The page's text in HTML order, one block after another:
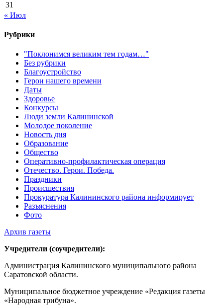
31
« Июл
Рубрики
"Поклонимся великим тем годам…"
Без рубрики
Благоустройство
Герои нашего времени
Даты
Здоровье
Конкурсы
Люди земли Калининской
Молодое поколение
Новость дня
Образование
Общество
Оперативно-профилактическая операция
Отечество. Герои. Победа.
Праздники
Происшествия
Прокуратура Калининского района информирует
Разъяснения
Фото
Архив газеты
Учредители (соучредители):
Администрация Калининского муниципального района
Саратовской области.
Муниципальное бюджетное учреждение «Редакция газеты
«Народная трибуна».